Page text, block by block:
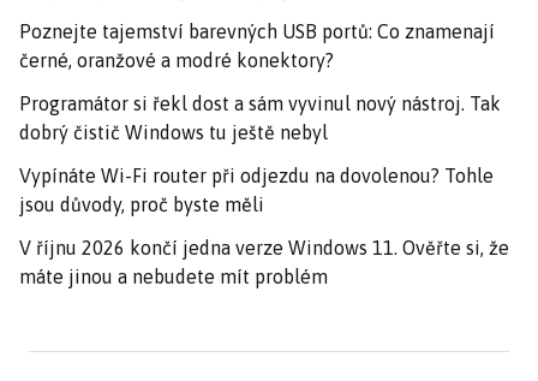
Poznejte tajemství barevných USB portů: Co znamenají
černé, oranžové a modré konektory?
Programátor si řekl dost a sám vyvinul nový nástroj. Tak
dobrý čistič Windows tu ještě nebyl
Vypínáte Wi-Fi router při odjezdu na dovolenou? Tohle
jsou důvody, proč byste měli
V říjnu 2026 končí jedna verze Windows 11. Ověřte si, že
máte jinou a nebudete mít problém